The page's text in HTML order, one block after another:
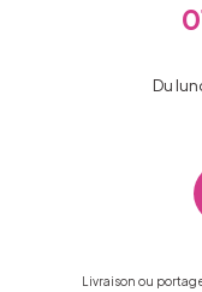
Du
Livraison ou